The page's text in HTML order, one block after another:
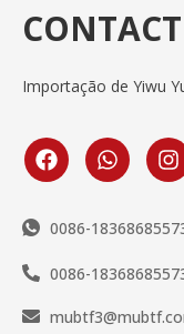
Importação de Yiwu
0086-
0086-